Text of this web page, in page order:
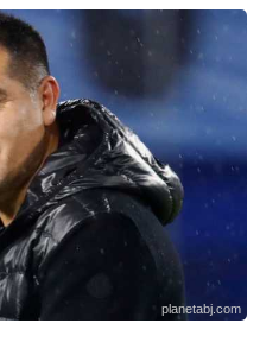
planetabj.com